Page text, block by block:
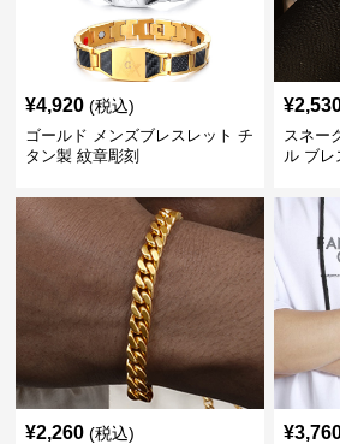
¥4,920 (税込)
ゴールド メンズブレスレット チ
タン製 紋章彫刻
¥
スネー
ル ブレ
¥2,260 (税込) ¥